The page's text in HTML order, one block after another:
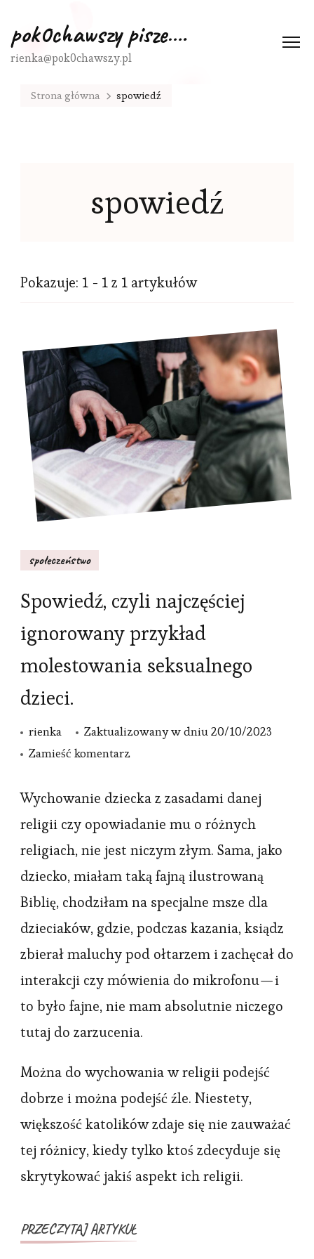
pok0chawszy pisze….
rienka@pok0chawszy.pl
Strona główna spowiedź
spowiedź
Pokazuje: 1 - 1 z 1 artykułów
społeczeństwo
Spowiedź, czyli najczęściej
ignorowany przykład
molestowania seksualnego
dzieci.
rienka Zaktualizowany w dniu20/10/2023
Zamieść komentarzwe
Spowiedź,
czyli
ignorowany
przykład
molestowania
seksualnego
dzieci.
Wychowanie dziecka z zasadami danej
religii czy opowiadanie mu o różnych
religiach, nie jest niczym złym. Sama, jako
dziecko, miałam taką fajną ilustrowaną
Biblię, chodziłam na specjalne msze dla
dzieciaków, gdzie, podczas kazania, ksiądz
zbierał maluchy pod ołtarzem i zachęcał do
interakcji czy mówienia do mikrofonu — i
to było fajne, nie mam absolutnie niczego
tutaj do zarzucenia.
Można do wychowania w religii podejść
dobrze i można podejść źle. Niestety,
większość katolików zdaje się nie zauważać
tej różnicy, kiedy tylko ktoś zdecyduje się
skrytykować jakiś aspekt ich religii.
PRZECZYTAJ ARTYKUŁ